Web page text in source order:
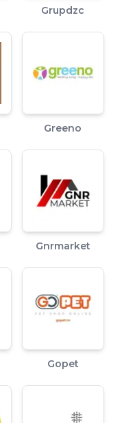
Grupdzc
Greeno
Gnrmarket
Gopet